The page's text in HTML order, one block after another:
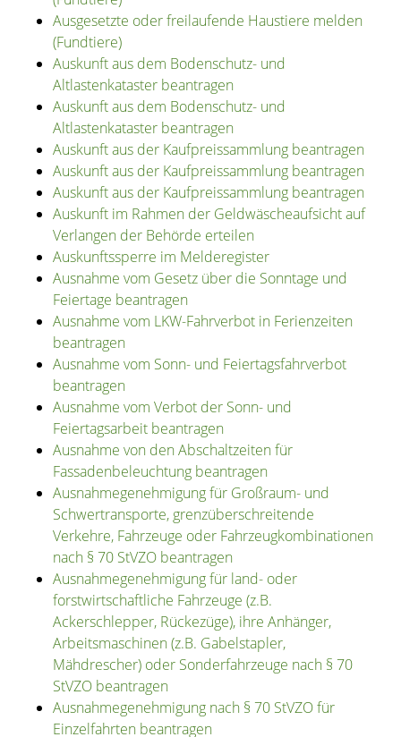
Ausgesetzte oder freilaufende Haustiere melden
(Fundtiere)
Auskunft aus dem Bodenschutz- und
Altlastenkataster beantragen
Auskunft aus dem Bodenschutz- und
Altlastenkataster beantragen
Auskunft aus der Kaufpreissammlung beantragen
Auskunft aus der Kaufpreissammlung beantragen
Auskunft aus der Kaufpreissammlung beantragen
Auskunft im Rahmen der Geldwäscheaufsicht auf
Verlangen der Behörde erteilen
Auskunftssperre im Melderegister
Ausnahme vom Gesetz über die Sonntage und
Feiertage beantragen
Ausnahme vom LKW-Fahrverbot in Ferienzeiten
beantragen
Ausnahme vom Sonn- und Feiertagsfahrverbot
beantragen
Ausnahme vom Verbot der Sonn- und
Feiertagsarbeit beantragen
Ausnahme von den Abschaltzeiten für
Fassadenbeleuchtung beantragen
Ausnahmegenehmigung für Großraum- und
Schwertransporte, grenzüberschreitende
Verkehre, Fahrzeuge oder Fahrzeugkombinationen
nach § 70 StVZO beantragen
Ausnahmegenehmigung für land- oder
forstwirtschaftliche Fahrzeuge (z.B.
Ackerschlepper, Rückezüge), ihre Anhänger,
Arbeitsmaschinen (z.B. Gabelstapler,
Mähdrescher) oder Sonderfahrzeuge nach § 70
StVZO beantragen
Ausnahmegenehmigung nach § 70 StVZO für
Einzelfahrten beantragen